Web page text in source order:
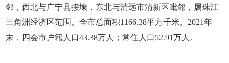
邻，西北与广宁县接壤，东北与清远市清新区毗邻，属珠江
三角洲经济区范围。全市总面积1166.38平方千米。2021年
末，四会市户籍人口43.38万人；常住人口52.91万人。